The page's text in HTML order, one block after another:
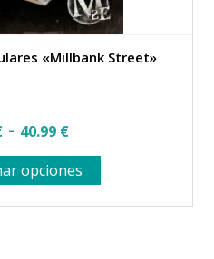
«Millbank Street»
- 40.99 €Rango
de
precios:
desde
opciones
producto